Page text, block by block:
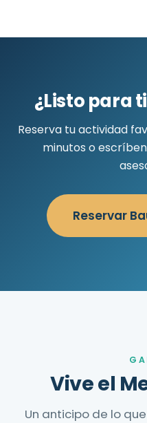
¿Listo para
Reserva tu actividad
minutos o
Reservar
Vive el
Un anticipo de lo